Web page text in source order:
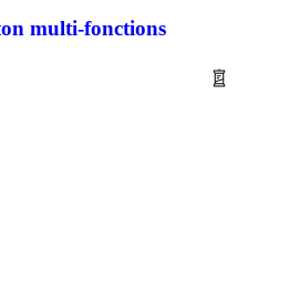
multi-fonctions